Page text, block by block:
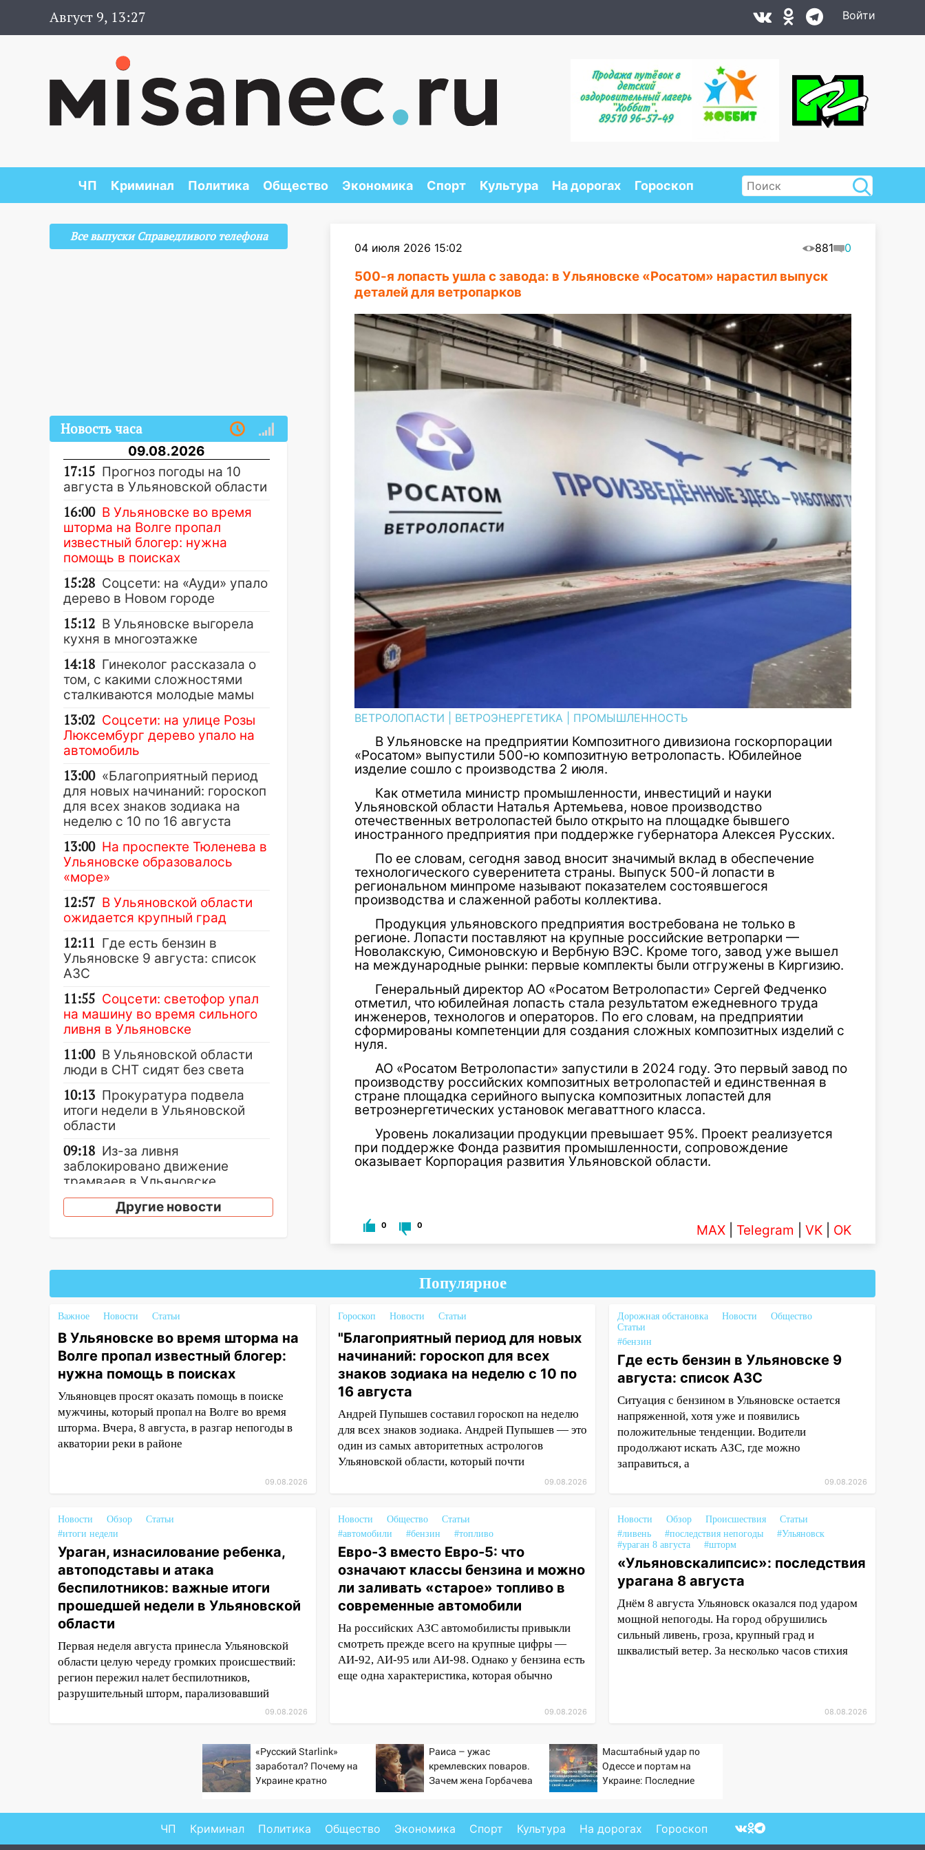
Август 9, 13:27 Войти
ЧП Криминал Политика Общество Экономика Спорт Культура На дорогах Гороскоп
04 июля 2026 15:02 881 0
500-я лопасть ушла с завода: в Ульяновске «Росатом» нарастил выпуск
деталей для ветропарков
ВЕТРОЛОПАСТИ ВЕТРОЭНЕРГЕТИКА ПРОМЫШЛЕННОСТЬ
В Ульяновске на предприятии Композитного дивизиона госкорпорации
«Росатом» выпустили 500-ю композитную ветролопасть. Юбилейное
изделие сошло с производства 2 июля.
Как отметила министр промышленности, инвестиций и науки
Ульяновской области Наталья Артемьева, новое производство
отечественных ветролопастей было открыто на площадке бывшего
иностранного предприятия при поддержке губернатора Алексея Русских.
По ее словам, сегодня завод вносит значимый вклад в обеспечение
технологического суверенитета страны. Выпуск 500-й лопасти в
региональном минпроме называют показателем состоявшегося
производства и слаженной работы коллектива.
Продукция ульяновского предприятия востребована не только в
регионе. Лопасти поставляют на крупные российские ветропарки —
Новолакскую, Симоновскую и Вербную ВЭС. Кроме того, завод уже вышел
на международные рынки: первые комплекты были отгружены в Киргизию.
Генеральный директор АО «Росатом Ветролопасти» Сергей Федченко
отметил, что юбилейная лопасть стала результатом ежедневного труда
инженеров, технологов и операторов. По его словам, на предприятии
сформированы компетенции для создания сложных композитных изделий с
нуля.
АО «Росатом Ветролопасти» запустили в 2024 году. Это первый завод по
производству российских композитных ветролопастей и единственная в
стране площадка серийного выпуска композитных лопастей для
ветроэнергетических установок мегаваттного класса.
Уровень локализации продукции превышает 95%. Проект реализуется
при поддержке Фонда развития промышленности, сопровождение
оказывает Корпорация развития Ульяновской области.
0 0 MAX Telegram VK OK
Все выпуски Справедливого телефона
Новость часа
09.08.2026
17:15 Прогноз погоды на 10
августа в Ульяновской области
16:00 В Ульяновске во время
шторма на Волге пропал
известный блогер: нужна
помощь в поисках
15:28 Соцсети: на «Ауди» упало
дерево в Новом городе
15:12 В Ульяновске выгорела
кухня в многоэтажке
14:18 Гинеколог рассказала о
том, с какими сложностями
сталкиваются молодые мамы
13:02 Соцсети: на улице Розы
Люксембург дерево упало на
автомобиль
13:00 «Благоприятный период
для новых начинаний: гороскоп
для всех знаков зодиака на
неделю с 10 по 16 августа
13:00 На проспекте Тюленева в
Ульяновске образовалось
«море»
12:57 В Ульяновской области
ожидается крупный град
12:11 Где есть бензин в
Ульяновске 9 августа: список
АЗС
11:55 Соцсети: светофор упал
на машину во время сильного
ливня в Ульяновске
11:00 В Ульяновской области
люди в СНТ сидят без света
10:13 Прокуратура подвела
итоги недели в Ульяновской
области
09:18 Из-за ливня
заблокировано движение
трамваев в Ульяновске
Ураган, изнасилование
ребенка, автоподставы и атака
Ульяновской области
08:20
троллейбусную
инфраструктуру после шторма.
08:19 Внимание! В
Цильнинском районе пропал
67-летний мужчина
08:11 На Ульяновск снова
надвигается непогода
автомобили
06:30 Какая погода будет в
Ульяновской области днем 9
августа
05:05 День, когда всё может
измениться: гороскоп на 9
августа — три знака получат
шанс, который нельзя упустить
08.08.2026
20:10 Во время урагана в
Ульяновске на Волге
В Ульяновске упавшее
дерево заблокировало в
машине двух женщин
ремонтируют девять мостов:
один уже готов, ещё два —
почти завершены
Другие новости
Популярное
Важное Новости Статьи
В Ульяновске во время шторма на
Волге пропал известный блогер:
нужна помощь в поисках
Ульяновцев просят оказать помощь в поиске
мужчины, который пропал на Волге во время
шторма. Вчера, 8 августа, в разгар непогоды в
акватории реки в районе
09.08.2026
Гороскоп Новости Статьи
"Благоприятный период для новых
начинаний: гороскоп для всех
знаков зодиака на неделю с 10 по
16 августа
Андрей Пупышев составил гороскоп на неделю
для всех знаков зодиака. Андрей Пупышев — это
один из самых авторитетных астрологов
Ульяновской области, который почти
09.08.2026
Дорожная обстановка Новости
Общество
Статьи
#бензин
Где есть бензин в Ульяновске 9
августа: список АЗС
Ситуация с бензином в Ульяновске остается
напряженной, хотя уже и появились
положительные тенденции. Водители
продолжают искать АЗС, где можно
заправиться, а
09.08.2026
Новости Обзор
Статьи
#итоги недели
Ураган, изнасилование ребенка,
автоподставы и атака
беспилотников: важные итоги
прошедшей недели в Ульяновской
области
Первая неделя августа принесла Ульяновской
области целую череду громких происшествий:
регион пережил налет беспилотников,
разрушительный шторм, парализовавший
09.08.2026
Новости Общество
Статьи
#автомобили
#бензин #топливо
Евро-3 вместо Евро-5: что
означают классы бензина и можно
ли заливать «старое» топливо в
современные автомобили
На российских АЗС автомобилисты привыкли
смотреть прежде всего на крупные цифры —
АИ-92, АИ-95 или АИ-98. Однако у бензина есть
еще одна характеристика, которая обычно
09.08.2026
Новости Обзор Происшествия
Статьи
#ливень
#последствия непогоды
#Ульяновск
#ураган 8 августа
#шторм
«Ульяновскалипсис»: последствия
урагана 8 августа
Днём 8 августа Ульяновск оказался под ударом
мощной непогоды. На город обрушились
сильный ливень, гроза, крупный град и
шквалистый ветер. За несколько часов стихия
08.08.2026
«Русский Starlink»
заработал? Почему на
Украине кратно
ВСУ
Раиса – ужас
кремлевских поваров.
Зачем жена Горбачева
Масштабный удар по
Одессе и портам на
Украине: Последние
2026 года
ЧП Криминал Политика Общество Экономика Спорт Культура На дорогах Гороскоп